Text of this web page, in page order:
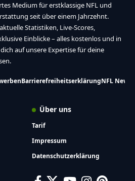
Medium für erstklassige NFL und
seit über einem Jahrzehnt.
Statistiken, Live-Scores,
Einblicke – alles kostenlos und in
auf unsere Expertise für deine
BarrierefreiheitserklärungNFL News
Über uns
Tarif
Impressum
Datenschutzerklärung